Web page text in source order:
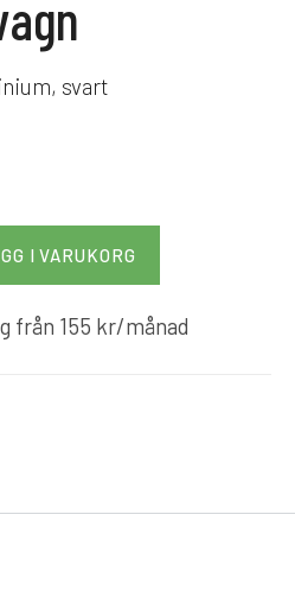
svart
I VARUKORG
från 155 kr/månad